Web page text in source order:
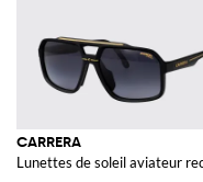
CARRERA
Lunettes de soleil aviateur